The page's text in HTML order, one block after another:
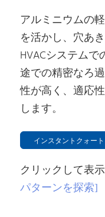
アルミニウムの
を活かし、穴あ
HVACシステム
途での精密なろ
性が高く、適応
します。
インスタントクォート
クリックして表
パターンを探索]